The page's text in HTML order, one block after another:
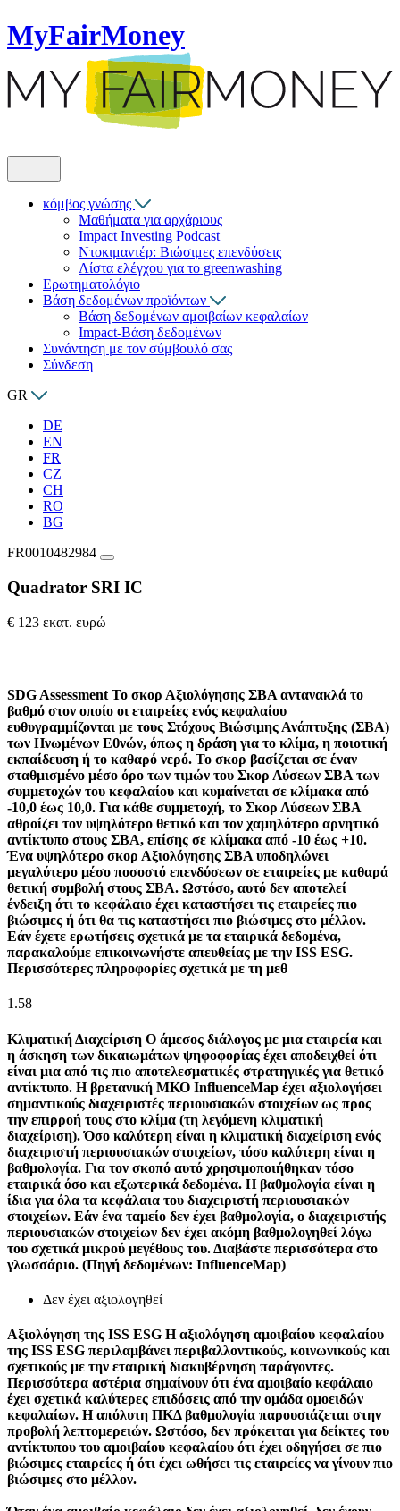
MyFairMoney
κόμβος γνώσης
Μαθήματα για αρχάριους
Impact Investing Podcast
Ντοκιμαντέρ: Βιώσιμες επενδύσεις
Λίστα ελέγχου για το greenwashing
Ερωτηματολόγιο
Βάση δεδομένων προϊόντων
Βάση δεδομένων αμοιβαίων κεφαλαίων
Impact-Βάση δεδομένων
Συνάντηση με τον σύμβουλό σας
Σύνδεση
GR
DE
EN
FR
CZ
CH
RO
BG
FR0010482984
Quadrator SRI IC
€ 123 εκατ. ευρώ
SDG Assessment Το σκορ Αξιολόγησης ΣΒΑ αντανακλά το
βαθμό στον οποίο οι εταιρείες ενός κεφαλαίου
ευθυγραμμίζονται με τους Στόχους Βιώσιμης Ανάπτυξης (ΣΒΑ)
των Ηνωμένων Εθνών, όπως η δράση για το κλίμα, η ποιοτική
εκπαίδευση ή το καθαρό νερό. Το σκορ βασίζεται σε έναν
σταθμισμένο μέσο όρο των τιμών του Σκορ Λύσεων ΣΒΑ των
συμμετοχών του κεφαλαίου και κυμαίνεται σε κλίμακα από
-10,0 έως 10,0. Για κάθε συμμετοχή, το Σκορ Λύσεων ΣΒΑ
αθροίζει τον υψηλότερο θετικό και τον χαμηλότερο αρνητικό
αντίκτυπο στους ΣΒΑ, επίσης σε κλίμακα από -10 έως +10.
Ένα υψηλότερο σκορ Αξιολόγησης ΣΒΑ υποδηλώνει
μεγαλύτερο μέσο ποσοστό επενδύσεων σε εταιρείες με καθαρά
θετική συμβολή στους ΣΒΑ. Ωστόσο, αυτό δεν αποτελεί
ένδειξη ότι το κεφάλαιο έχει καταστήσει τις εταιρείες πιο
βιώσιμες ή ότι θα τις καταστήσει πιο βιώσιμες στο μέλλον.
Εάν έχετε ερωτήσεις σχετικά με τα εταιρικά δεδομένα,
παρακαλούμε επικοινωνήστε απευθείας με την ISS ESG.
Περισσότερες πληροφορίες σχετικά με τη μεθ
1.58
Κλιματική Διαχείριση Ο άμεσος διάλογος με μια εταιρεία και
η άσκηση των δικαιωμάτων ψηφοφορίας έχει αποδειχθεί ότι
είναι μια από τις πιο αποτελεσματικές στρατηγικές για θετικό
αντίκτυπο. Η βρετανική ΜΚΟ InfluenceMap έχει αξιολογήσει
σημαντικούς διαχειριστές περιουσιακών στοιχείων ως προς
την επιρροή τους στο κλίμα (τη λεγόμενη κλιματική
διαχείριση). Όσο καλύτερη είναι η κλιματική διαχείριση ενός
διαχειριστή περιουσιακών στοιχείων, τόσο καλύτερη είναι η
βαθμολογία. Για τον σκοπό αυτό χρησιμοποιήθηκαν τόσο
εταιρικά όσο και εξωτερικά δεδομένα. Η βαθμολογία είναι η
ίδια για όλα τα κεφάλαια του διαχειριστή περιουσιακών
στοιχείων. Εάν ένα ταμείο δεν έχει βαθμολογία, ο διαχειριστής
περιουσιακών στοιχείων δεν έχει ακόμη βαθμολογηθεί λόγω
του σχετικά μικρού μεγέθους του. Διαβάστε περισσότερα στο
γλωσσάριο. (Πηγή δεδομένων: InfluenceMap)
Δεν έχει αξιολογηθεί
Αξιολόγηση της ISS ESG Η αξιολόγηση αμοιβαίου κεφαλαίου
της ISS ESG περιλαμβάνει περιβαλλοντικούς, κοινωνικούς και
σχετικούς με την εταιρική διακυβέρνηση παράγοντες.
Περισσότερα αστέρια σημαίνουν ότι ένα αμοιβαίο κεφάλαιο
έχει σχετικά καλύτερες επιδόσεις από την ομάδα ομοειδών
κεφαλαίων. Η απόλυτη ΠΚΔ βαθμολογία παρουσιάζεται στην
προβολή λεπτομερειών. Ωστόσο, δεν πρόκειται για δείκτες του
αντίκτυπου του αμοιβαίου κεφαλαίου ότι έχει οδηγήσει σε πιο
βιώσιμες εταιρείες ή ότι έχει ωθήσει τις εταιρείες να γίνουν πιο
βιώσιμες στο μέλλον.